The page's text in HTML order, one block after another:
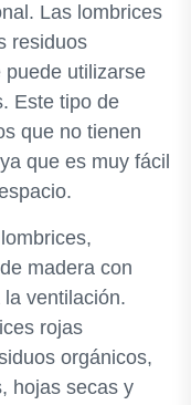
Las lombrices
residuos
utilizarse
Este tipo de
que no tienen
que es muy fácil
madera con
ventilación.
rojas
orgánicos,
hojas secas y